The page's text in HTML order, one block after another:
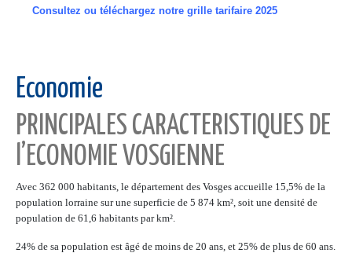
Consultez ou téléchargez notre grille tarifaire 2025
Economie
PRINCIPALES CARACTERISTIQUES DE
l’ECONOMIE VOSGIENNE
Avec 362 000 habitants, le département des Vosges accueille 15,5% de la
population lorraine sur une superficie de 5 874 km², soit une densité de
population de 61,6 habitants par km².
24% de sa population est âgé de moins de 20 ans, et 25% de plus de 60 ans.